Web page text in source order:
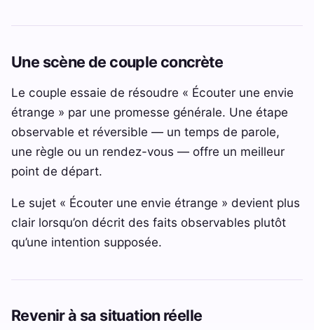
Une scène de couple concrète
Le couple essaie de résoudre « Écouter une envie
étrange » par une promesse générale. Une étape
observable et réversible — un temps de parole,
une règle ou un rendez-vous — offre un meilleur
point de départ.
Le sujet « Écouter une envie étrange » devient plus
clair lorsqu’on décrit des faits observables plutôt
qu’une intention supposée.
Revenir à sa situation réelle